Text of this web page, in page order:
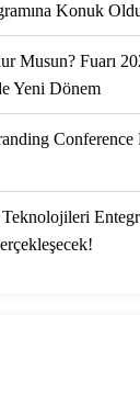
Konuk
Musun? Fuarı
Yeni Dönem
Conference
Teknolojileri